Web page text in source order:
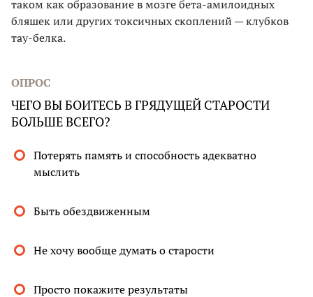
таком как образование в мозге бета-амилоидных
бляшек или других токсичных скоплений — клубков
тау-белка.
ОПРОС
ЧЕГО ВЫ БОИТЕСЬ В ГРЯДУЩЕЙ СТАРОСТИ
БОЛЬШЕ ВСЕГО?
Потерять память и способность адекватно
мыслить
Быть обездвиженным
Не хочу вообще думать о старости
Просто покажите результаты